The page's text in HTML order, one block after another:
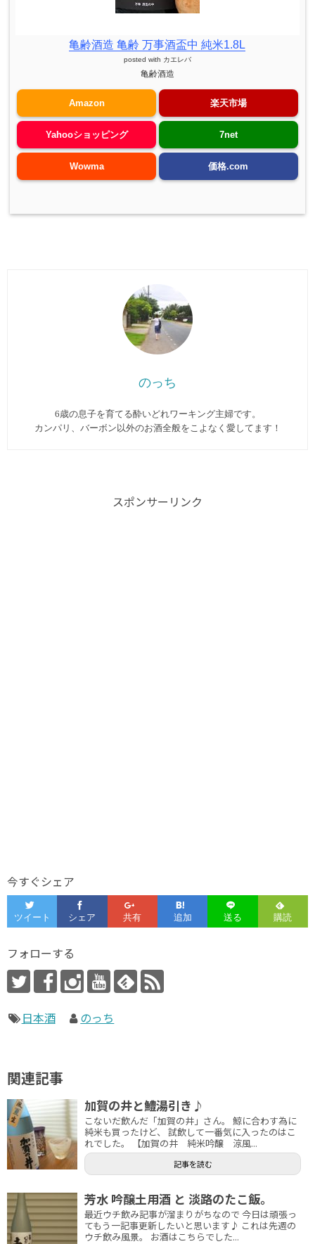
亀齢酒造 亀齢 万事酒盃中 純米1.8L
posted with カエレバ
亀齢酒造
Amazon 楽天市場
Yahooショッピング 7net
Wowma 価格.com
のっち
6歳の息子を育てる酔いどれワーキング主婦です。
カンパリ、バーボン以外のお酒全般をこよなく愛してます︎！
スポンサーリンク
今すぐシェア
フォローする
日本酒 のっち
関連記事
加賀の井と鱧湯引き♪
こないだ飲んだ「加賀の井」さん。 鯨に合わす為に
純米も買ったけど、 試飲して一番気に入ったのはこ
れでした。 【加賀の井 純米吟醸 涼風...
記事を読む
芳水 吟醸土用酒 と 淡路のたこ飯。
最近ウチ飲み記事が溜まりがちなので 今日は頑張っ
てもう一記事更新したいと思います♪ これは先週の
ウチ飲み風景。 お酒はこちらでした...